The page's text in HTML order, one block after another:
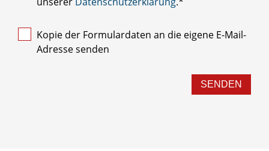
Kopie der Formulardaten an die eigene E-Mail-
Adresse senden
SENDEN